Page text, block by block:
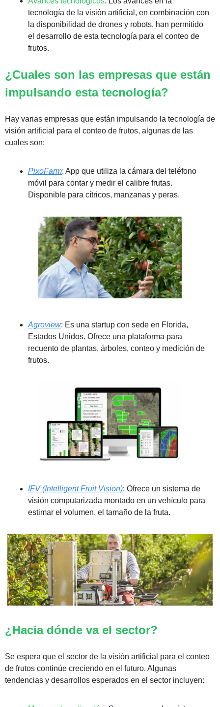
tecnología de la visión artificial, en combinación con
la disponibilidad de drones y robots, han permitido
el desarrollo de esta tecnología para el conteo de
frutos.
¿Cuales son las empresas que están
impulsando esta tecnología?
Hay varias empresas que están impulsando la tecnología de
visión artificial para el conteo de frutos, algunas de las
cuales son:
PixoFarm: App que utiliza la cámara del teléfono
móvil para contar y medir el calibre frutas.
Disponible para cítricos, manzanas y peras.
Agroview: Es una startup con sede en Florida,
Estados Unidos. Ofrece una plataforma para
recuento de plantas, árboles, conteo y medición de
frutos.
IFV (Intelligent Fruit Vision): Ofrece un sistema de
visión computarizada montado en un vehículo para
estimar el volumen, el tamaño de la fruta.
¿Hacia dónde va el sector?
Se espera que el sector de la visión artificial para el conteo
de frutos continúe creciendo en el futuro. Algunas
tendencias y desarrollos esperados en el sector incluyen: